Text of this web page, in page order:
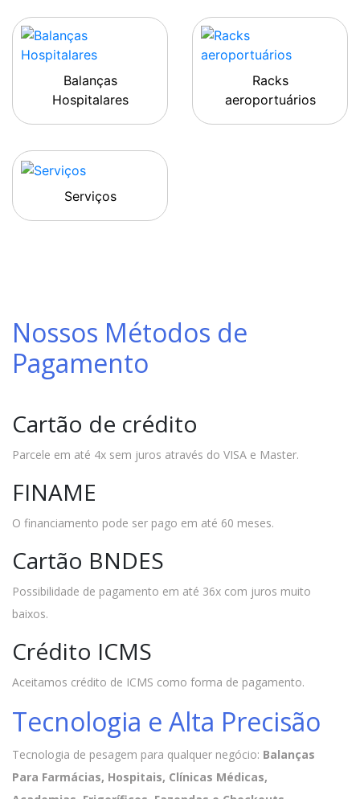
Balanças
Hospitalares
Racks
aeroportuários
Serviços
Nossos Métodos de
Pagamento
Cartão de crédito
Parcele em até 4x sem juros através do VISA e Master.
FINAME
O financiamento pode ser pago em até 60 meses.
Cartão BNDES
Possibilidade de pagamento em até 36x com juros muito
baixos.
Crédito ICMS
Aceitamos crédito de ICMS como forma de pagamento.
Tecnologia e Alta Precisão
Tecnologia de pesagem para qualquer negócio: Balanças
Para Farmácias, Hospitais, Clínicas Médicas,